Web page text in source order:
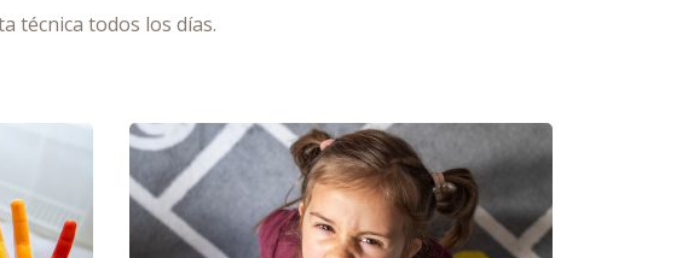
técnica todos los días.